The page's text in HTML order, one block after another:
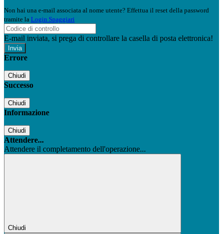
Non hai una e-mail associata al nome utente? Effettua il reset della password
tramite la Login Spaggiari
E-mail inviata, si prega di controllare la casella di posta elettronica!
Errore
Chiudi
Successo
Chiudi
Informazione
Chiudi
Attendere...
Attendere il completamento dell'operazione...
Chiudi